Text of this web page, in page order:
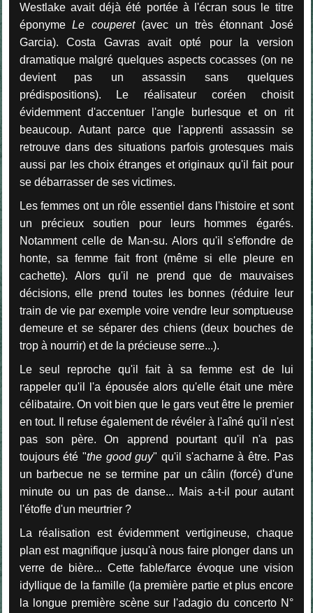
Westlake avait déjà été portée à l'écran sous le titre
éponymeLe couperet(avec un très étonnant José
Garcia). Costa Gavras avait opté pour la version
dramatique malgré quelques aspects cocasses (on ne
devient pas un assassin sans quelques
prédispositions). Le réalisateur coréen choisit
évidemment d'accentuer l'angle burlesque et on rit
beaucoup. Autant parce que l'apprenti assassin se
retrouve dans des situations parfois grotesques mais
aussi par les choix étranges et originaux qu'il fait pour
se débarrasser de ses victimes.
Les femmes ont un rôle essentiel dans l'histoire et sont
un précieux soutien pour leurs hommes égarés.
Notamment celle de Man-su. Alors qu'il s'effondre de
honte, sa femme fait front (même si elle pleure en
cachette). Alors qu'il ne prend que de mauvaises
décisions, elle prend toutes les bonnes (réduire leur
train de vie par exemple voire vendre leur somptueuse
demeure et se séparer des chiens (deux bouches de
trop à nourrir) et de la précieuse serre...).
Le seul reproche qu'il fait à sa femme est de lui
rappeler qu'il l'a épousée alors qu'elle était une mère
célibataire. On voit bien que le gars veut être le premier
en tout. Il refuse également de révéler à l'aîné qu'il n'est
pas son père. On apprend pourtant qu'il n'a pas
toujours été "the good guy" qu'il s'acharne à être. Pas
un barbecue ne se termine par un câlin (forcé) d'une
minute ou un pas de danse... Mais a-t-il pour autant
l'étoffe d'un meurtrier ?
La réalisation est évidemment vertigineuse, chaque
plan est magnifique jusqu'à nous faire plonger dans un
verre de bière... Cette fable/farce évoque une vision
idyllique de la famille (la première partie et plus encore
la longue première scène sur l'adagio du concerto N°